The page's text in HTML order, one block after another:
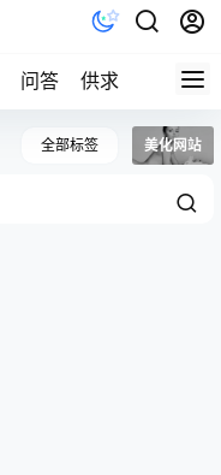
问答 供求
全部标签 美化网站